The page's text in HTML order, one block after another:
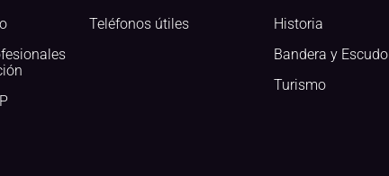
Teléfonos útiles
Historia
Bandera y Escudo
Turismo